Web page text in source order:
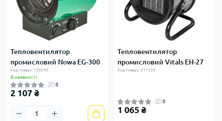
Тепловентилятор
промисловий Nowa EG-300
Код товару: 156545
В наявності
0
2 107 ₴
Тепловентилятор
промисловий Vitals EH-27
Код товару: 211338
0
1 065 ₴